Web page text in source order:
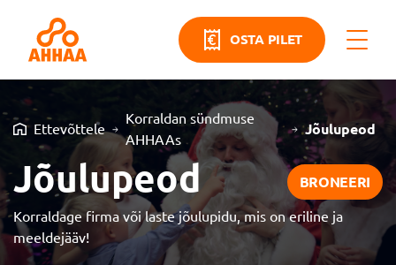
OSTA PILET
Ettevõttele
Korraldan sündmuse
AHHAAs
Jõulupeod
Jõulupeod BRONEERI
Korraldage firma või laste jõulupidu, mis on eriline ja
meeldejääv!